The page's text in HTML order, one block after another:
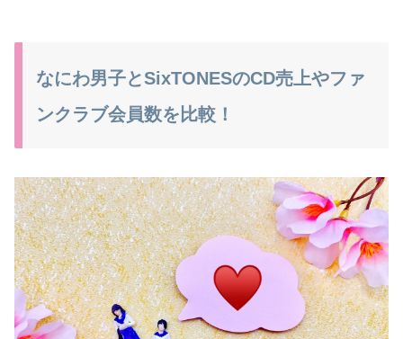
なにわ男子とSixTONESのCD売上やファ
ンクラブ会員数を比較！